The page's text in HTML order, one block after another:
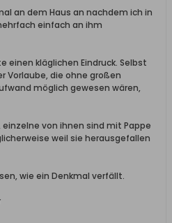
an dem Haus an nachdem ich in
einfach an ihm
einen kläglichen Eindruck. Selbst
Vorlaube, die ohne großen
möglich gewesen wären,
von ihnen sind mit Pappe
weil sie herausgefallen
wie ein Denkmal verfällt.